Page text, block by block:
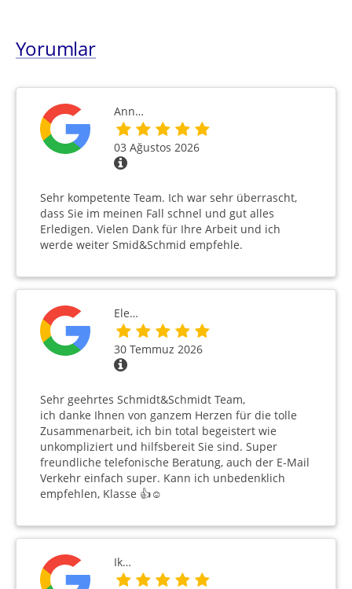
Yorumlar
Ann…
03 Ağustos 2026
Sehr kompetente Team. Ich war sehr überrascht,
dass Sie im meinen Fall schnel und gut alles
Erledigen. Vielen Dank für Ihre Arbeit und ich
werde weiter Smid&Schmid empfehle.
Ele…
30 Temmuz 2026
Sehr geehrtes Schmidt&Schmidt Team,
ich danke Ihnen von ganzem Herzen für die tolle
Zusammenarbeit, ich bin total begeistert wie
unkompliziert und hilfsbereit Sie sind. Super
freundliche telefonische Beratung, auch der E-Mail
Verkehr einfach super. Kann ich unbedenklich
empfehlen, Klasse 👍☺️
Ik…